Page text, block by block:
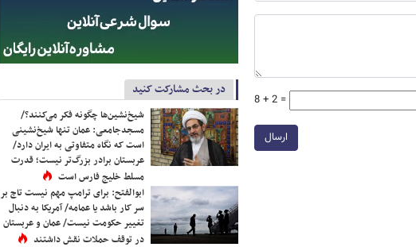
8 + 2 =
ارسال
در بحث مشارکت کنید
شیخ‌نشین‌ها چگونه فکر می‌کنند؟/
مسجدجامعی: عمان تنها شیخ‌نشینی
است که نگاه متفاوتی به ایران دارد/
عربستان برادر بزرگ‌تر نیست؛ قدرت
مسلط خلیج فارس است
ابوالفتح: برای ترامپ مهم نیست تاج بر
سر کار باشد یا عمامه/ آمریکا به دنبال
تغییر حکومت نیست/ عمان و عربستان
در توقف حملات نقش داشتند